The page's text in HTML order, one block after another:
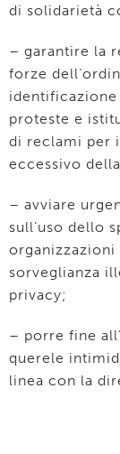
di solidarietà
– garantire la
forze
proteste e
di reclami per
eccessivo
– avviare
sull’uso dello
organizzazioni
sorveglianza
privacy;
– porre fine
querele
linea con la